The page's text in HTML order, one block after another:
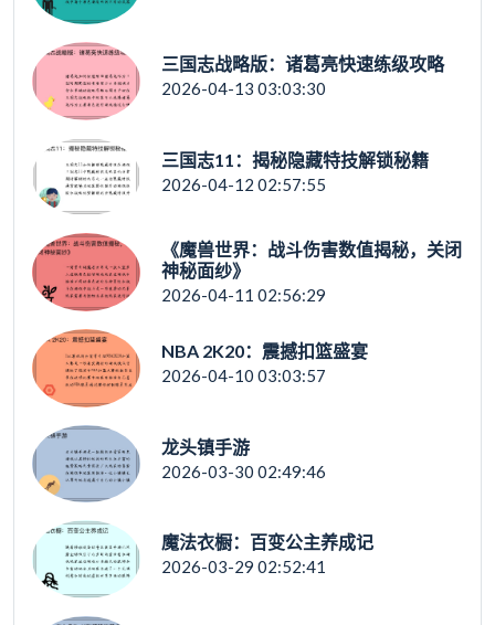
三国志战略版：诸葛亮快速练级攻略
2026-04-13 03:03:30
三国志11：揭秘隐藏特技解锁秘籍
2026-04-12 02:57:55
《魔兽世界：战斗伤害数值揭秘，关闭
神秘面纱》
2026-04-11 02:56:29
NBA 2K20：震撼扣篮盛宴
2026-04-10 03:03:57
龙头镇手游
2026-03-30 02:49:46
魔法衣橱：百变公主养成记
2026-03-29 02:52:41